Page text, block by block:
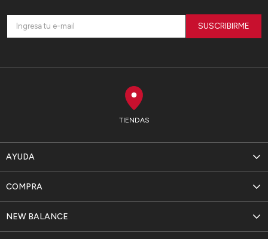
TIENDAS
AYUDA
NEW BALANCE
COMPRA
SUSCRIBIRME